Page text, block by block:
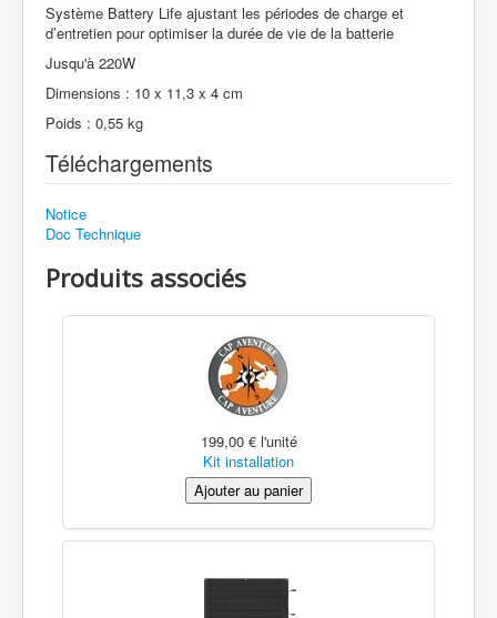
Système Battery Life ajustant les périodes de charge et
d’entretien pour optimiser la durée de vie de la batterie
Jusqu'à 220W
Dimensions : 10 x 11,3 x 4 cm
Poids : 0,55 kg
Téléchargements
Notice
Doc Technique
Produits associés
199,00 € l'unité
Kit installation